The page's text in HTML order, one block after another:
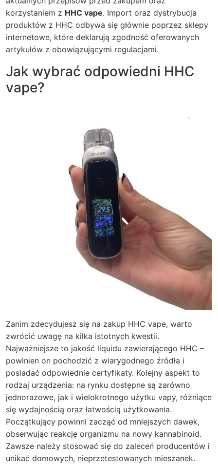
korzystaniem z HHC vape. Import oraz dystrybucja
produktów z HHC odbywa się głównie poprzez sklepy
internetowe, które deklarują zgodność oferowanych
artykułów z obowiązującymi regulacjami.
Jak wybrać odpowiedni HHC
vape?
Zanim zdecydujesz się na zakup HHC vape, warto
zwrócić uwagę na kilka istotnych kwestii.
Najważniejsze to jakość liquidu zawierającego HHC –
powinien on pochodzić z wiarygodnego źródła i
posiadać odpowiednie certyfikaty. Kolejny aspekt to
rodzaj urządzenia: na rynku dostępne są zarówno
jednorazowe, jak i wielokrotnego użytku vapy, różniące
się wydajnością oraz łatwością użytkowania.
Początkujący powinni zacząć od mniejszych dawek,
obserwując reakcję organizmu na nowy kannabinoid.
Zawsze należy stosować się do zaleceń producentów i
unikać domowych, nieprzetestowanych mieszanek.